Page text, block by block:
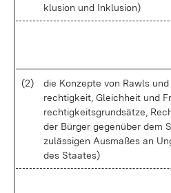
klu­si­on und In­k­lu­si­on)
(2)
die Kon­zep­te von Rawls
rech­tig­keit, Gleich­heit und
rech­tig­keits­grund­sät­ze,
der Bür­ger ge­gen­über dem
zu­läs­si­gen Aus­ma­ßes an
des Staa­tes)